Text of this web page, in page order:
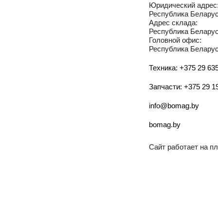
Юридический
Республика
Адрес склада:
Республика
Головной офис:
Республика
Техника: +375 29
Запчасти: +375 29
info@bomag.by
bomag.by
Сайт работает на